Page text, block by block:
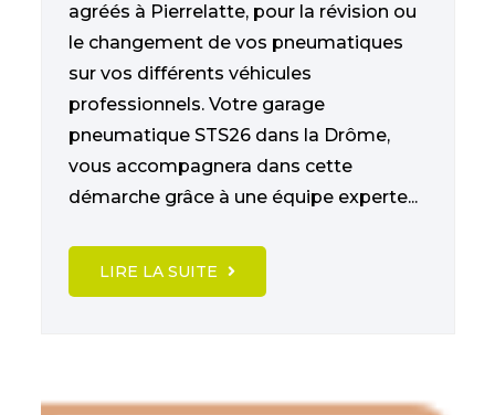
agréés à Pierrelatte, pour la révision ou
le changement de vos pneumatiques
sur vos différents véhicules
professionnels. Votre garage
pneumatique STS26 dans la Drôme,
vous accompagnera dans cette
démarche grâce à une équipe experte...
LIRE LA SUITE